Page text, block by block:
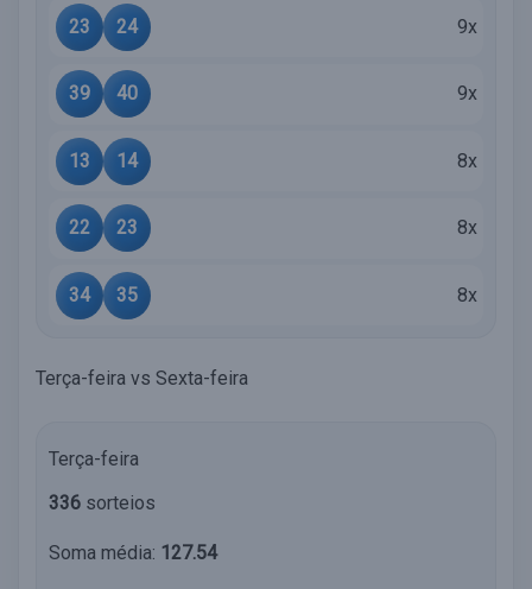
23 24 9x
39 40 9x
13 14 8x
22 23 8x
34 35 8x
Terça-feira vs Sexta-feira
Terça-feira
336 sorteios
Soma média: 127.54